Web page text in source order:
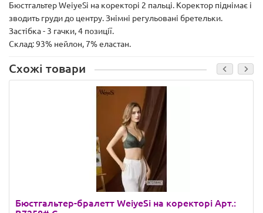
Бюстгальтер WeiyeSi на коректорі 2 пальці. Коректор піднімає і
зводить груди до центру. Знімні регульовані бретельки.
Застібка - 3 гачки, 4 позиції.
Склад: 93% нейлон, 7% еластан.
Схожі товари
Бюстгальтер-бралетт WeiyeSi на коректорі Арт.: